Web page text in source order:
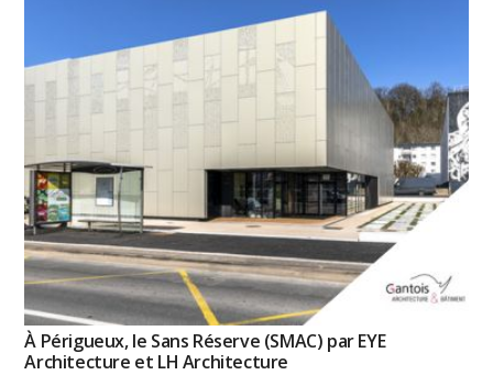
À Périgueux, le Sans Réserve (SMAC) par EYE
Architecture et LH Architecture